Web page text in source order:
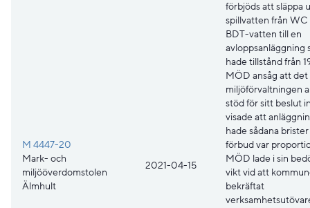
M 4447-20
Mark- och
miljööverdomstolen
Älmhult
2021-04-15
förbjöds att släppa
spillvatten från WC
BDT-vatten till en
avloppsanläggning
hade tillstånd från
MÖD ansåg att det
miljöförvaltningen
stöd för sitt beslut
visade att
hade sådana
förbud var
MÖD lade i sin
vikt vid att
bekräftat